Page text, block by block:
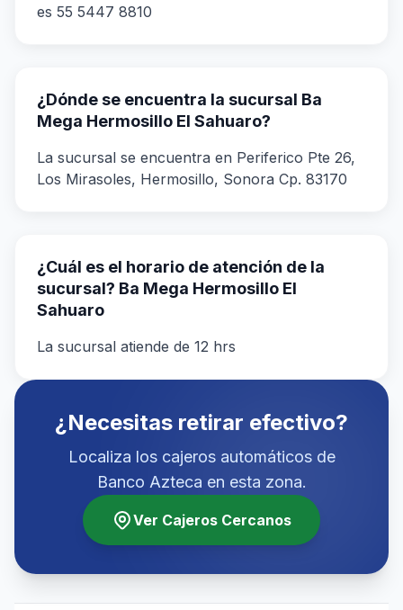
es 55 5447 8810
¿Dónde se encuentra la sucursal Ba
Mega Hermosillo El Sahuaro?
La sucursal se encuentra en Periferico Pte 26,
Los Mirasoles, Hermosillo, Sonora Cp. 83170
¿Cuál es el horario de atención de la
sucursal? Ba Mega Hermosillo El
Sahuaro
La sucursal atiende de 12 hrs
¿Necesitas retirar efectivo?
Localiza los cajeros automáticos de
Banco Azteca en esta zona.
Ver Cajeros Cercanos